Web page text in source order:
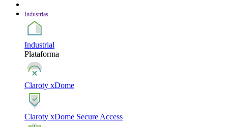
Industrias
Industrial
Plataforma
Claroty xDome
Claroty xDome Secure Access